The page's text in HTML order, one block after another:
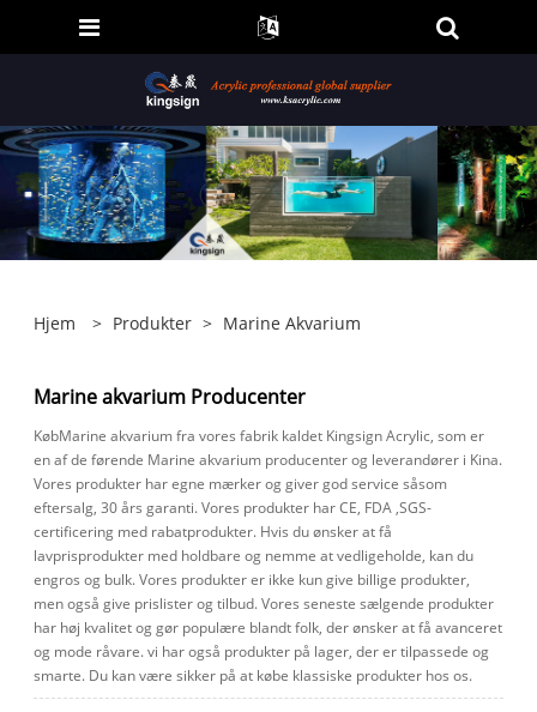
Hjem > Produkter > Marine Akvarium
Marine akvarium Producenter
KøbMarine akvarium fra vores fabrik kaldet Kingsign Acrylic, som er
en af ​​de førende Marine akvarium producenter og leverandører i Kina.
Vores produkter har egne mærker og giver god service såsom
eftersalg, 30 års garanti. Vores produkter har CE, FDA ,SGS-
certificering med rabatprodukter. Hvis du ønsker at få
lavprisprodukter med holdbare og nemme at vedligeholde, kan du
engros og bulk. Vores produkter er ikke kun give billige produkter,
men også give prislister og tilbud. Vores seneste sælgende produkter
har høj kvalitet og gør populære blandt folk, der ønsker at få avanceret
og mode råvare. vi har også produkter på lager, der er tilpassede og
smarte. Du kan være sikker på at købe klassiske produkter hos os.